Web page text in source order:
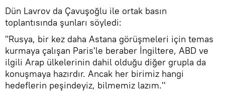
Dün Lavrov da Çavuşoğlu ile ortak basın
toplantısında şunları söyledi:
"Rusya, bir kez daha Astana görüşmeleri için temas
kurmaya çalışan Paris'le beraber İngiltere, ABD ve
ilgili Arap ülkelerinin dahil olduğu diğer grupla da
konuşmaya hazırdır. Ancak her birimiz hangi
hedeflerin peşindeyiz, bilmemiz lazım.''